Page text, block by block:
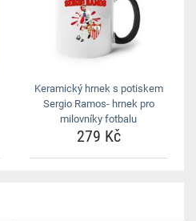
Keramický hrnek s potiskem
Sergio Ramos- hrnek pro
milovníky fotbalu
279 Kč